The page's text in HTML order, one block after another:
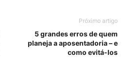
Próximo artigo
5 grandes erros de quem
planeja a aposentadoria – e
como evitá-los